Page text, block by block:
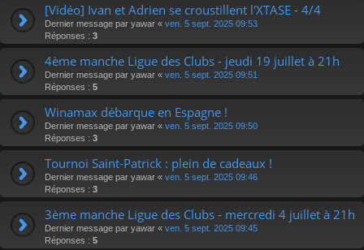
[Vidéo] Ivan et Adrien se croustillent l'XTASE - 4/4
Dernier message par yawar « ven. 5 sept. 2025 09:53
Réponses : 3
4ème manche Ligue des Clubs - jeudi 19 juillet à 21h
Dernier message par yawar « ven. 5 sept. 2025 09:51
Réponses : 5
Winamax débarque en Espagne !
Dernier message par yawar « ven. 5 sept. 2025 09:50
Réponses : 3
Tournoi Saint-Patrick : plein de cadeaux !
Dernier message par yawar « ven. 5 sept. 2025 09:46
Réponses : 3
3ème manche Ligue des Clubs - mercredi 4 juillet à 21h
Dernier message par yawar « ven. 5 sept. 2025 09:45
Réponses : 5